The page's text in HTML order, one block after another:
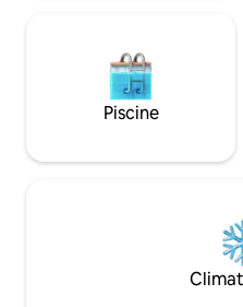
Piscine